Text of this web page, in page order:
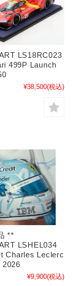
LS18RC023
499P Launch
¥38,500(税込)
**
LSHEL034
Charles Leclerc
2026
¥9,900(税込)